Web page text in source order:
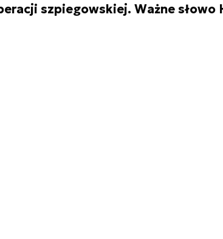
szpiegowskiej. Ważne słowo